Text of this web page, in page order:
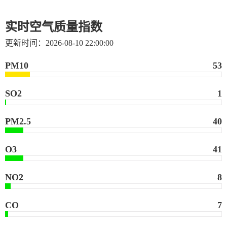
实时空气质量指数
更新时间： 2026-08-10 22:00:00
PM10 53
SO2 1
PM2.5 40
O3 41
NO2 8
CO 7